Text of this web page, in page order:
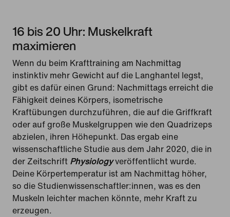
16 bis 20 Uhr: Muskelkraft
maximieren
Wenn du beim Krafttraining am Nachmittag
instinktiv mehr Gewicht auf die Langhantel legst,
gibt es dafür einen Grund: Nachmittags erreicht die
Fähigkeit deines Körpers, isometrische
Kraftübungen durchzuführen, die auf die Griffkraft
oder auf große Muskelgruppen wie den Quadrizeps
abzielen, ihren Höhepunkt. Das ergab eine
wissenschaftliche Studie aus dem Jahr 2020, die in
der Zeitschrift Physiologyveröffentlicht wurde.
Deine Körpertemperatur ist am Nachmittag höher,
so die Studienwissenschaftler:innen, was es den
Muskeln leichter machen könnte, mehr Kraft zu
erzeugen.